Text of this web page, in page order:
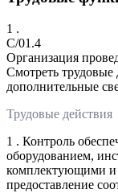
1 .
C/01.4
Организация
Смотреть трудовые
дополнительные
Трудовые действия
1 . Контроль
оборудованием,
комплектующими и
предоставление